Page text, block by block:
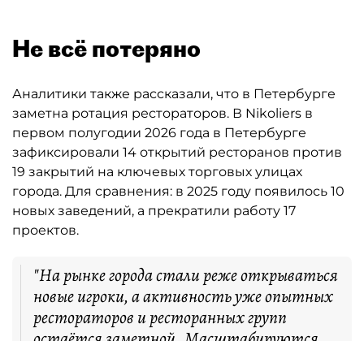
Не всё потеряно
Аналитики также рассказали, что в Петербурге
заметна ротация рестораторов. В Nikoliers в
первом полугодии 2026 года в Петербурге
зафиксировали 14 открытий ресторанов против
19 закрытий на ключевых торговых улицах
города. Для сравнения: в 2025 году появилось 10
новых заведений, а прекратили работу 17
проектов.
"На рынке города стали реже открываться
новые игроки, а активность уже опытных
рестораторов и ресторанных групп